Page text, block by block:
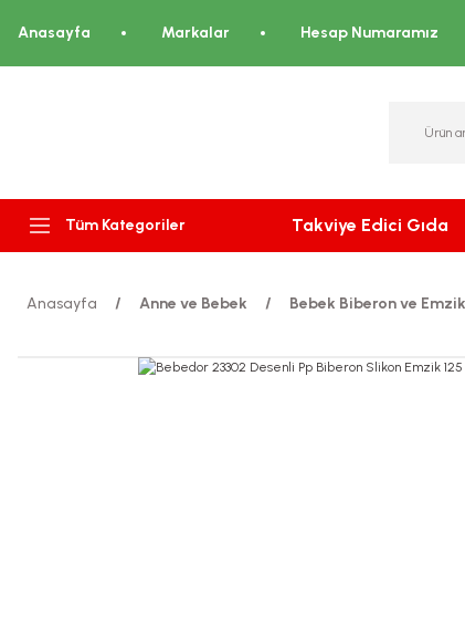
Anasayfa Markalar Hesap Numaramız
Tüm Kategoriler Takviye Edici Gıda
Anasayfa Anne ve Bebek Bebek Biberon ve